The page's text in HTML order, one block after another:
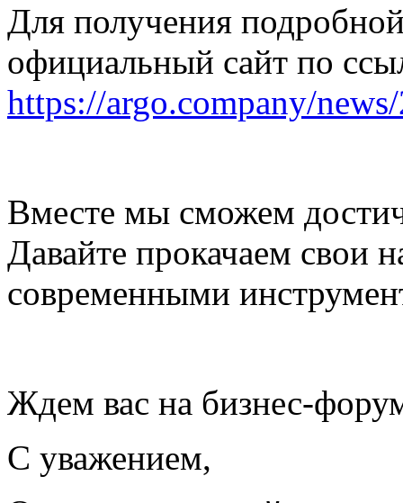
Для получения
официальный сайт по
https://argo.company/
Вместе мы сможем
Давайте прокачаем свои
современными
Ждем вас на бизнес-
С уважением,